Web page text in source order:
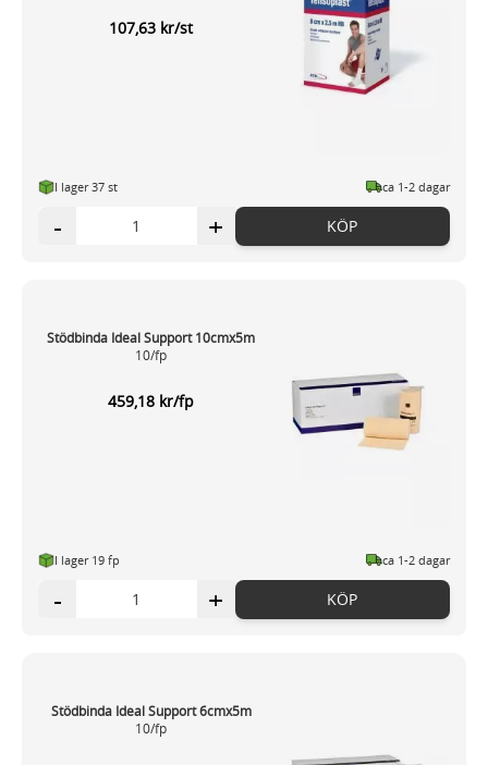
107,63 kr/st
I lager 37 st ca 1-2 dagar
- + KÖP
Stödbinda Ideal Support 10cmx5m
10/fp
459,18 kr/fp
I lager 19 fp ca 1-2 dagar
- + KÖP
Stödbinda Ideal Support 6cmx5m
10/fp